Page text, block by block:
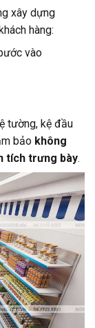
xây dựng
hàng:
vào
tường, kệ đầu
bảo không
tích trưng bày.